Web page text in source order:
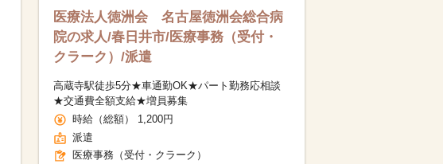
医療法人徳洲会 名古屋徳洲会総合病
院の求人/春日井市/医療事務（受付・
クラーク）/派遣
高蔵寺駅徒歩5分★車通勤OK★パート勤務応相談
★交通費全額支給★増員募集
時給（総額） 1,200円
派遣
医療事務（受付・クラーク）